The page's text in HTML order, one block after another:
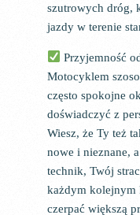
szutrowych dróg,
jazdy w terenie
Przyjemność
Motocyklem
często spokojne
doświadczyć z
Wiesz, że Ty też
nowe i nieznane,
technik, Twój
każdym kolejnym
czerpać większą